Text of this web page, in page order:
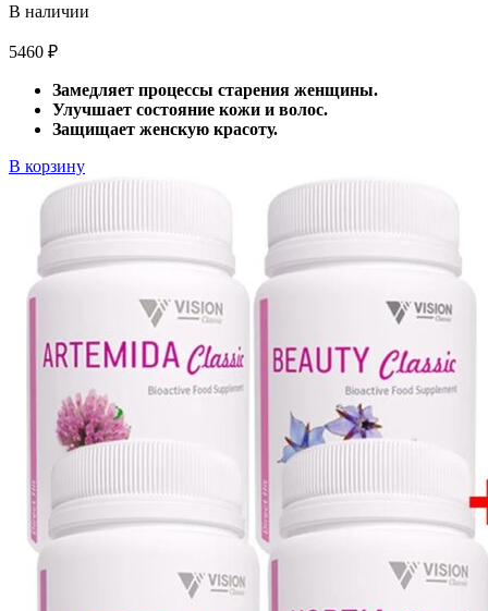
В наличии
5460 ₽
Замедляет процессы старения женщины.
Улучшает состояние кожи и волос.
Защищает женскую красоту.
В корзину